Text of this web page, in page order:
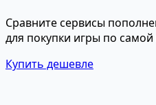
Сравните сервисы
для покупки игры по
Купить дешевле